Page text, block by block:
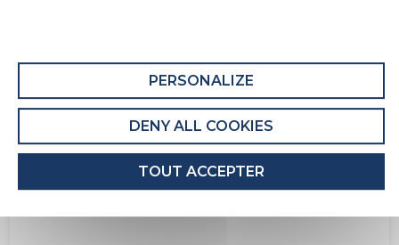
PERSONALIZE
DENY ALL COOKIES
TOUT ACCEPTER